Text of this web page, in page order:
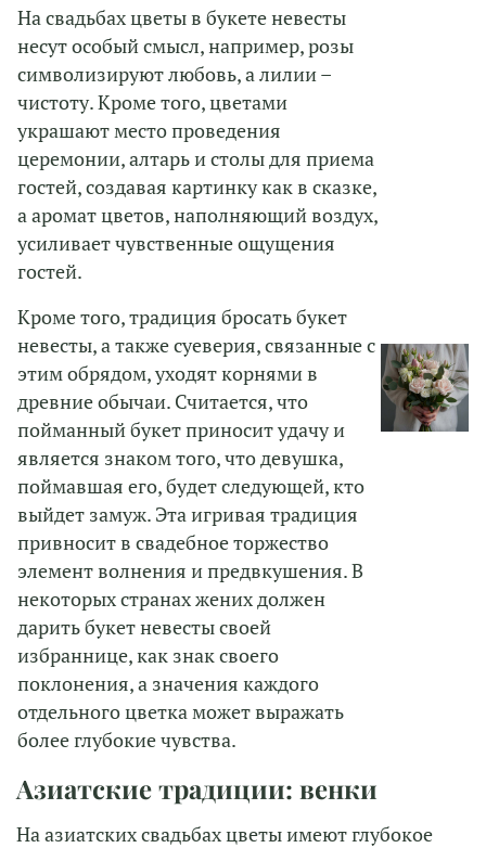
На свадьбах цветы в букете невесты
несут особый смысл, например, розы
символизируют любовь, а лилии –
чистоту. Кроме того, цветами
украшают место проведения
церемонии, алтарь и столы для приема
гостей, создавая картинку как в сказке,
а аромат цветов, наполняющий воздух,
усиливает чувственные ощущения
гостей.
Кроме того, традиция бросать букет
невесты, а также суеверия, связанные с
этим обрядом, уходят корнями в
древние обычаи. Считается, что
пойманный букет приносит удачу и
является знаком того, что девушка,
поймавшая его, будет следующей, кто
выйдет замуж. Эта игривая традиция
привносит в свадебное торжество
элемент волнения и предвкушения. В
некоторых странах жених должен
дарить букет невесты своей
избраннице, как знак своего
поклонения, а значения каждого
отдельного цветка может выражать
более глубокие чувства.
Азиатские традиции: венки
На азиатских свадьбах цветы имеют глубокое